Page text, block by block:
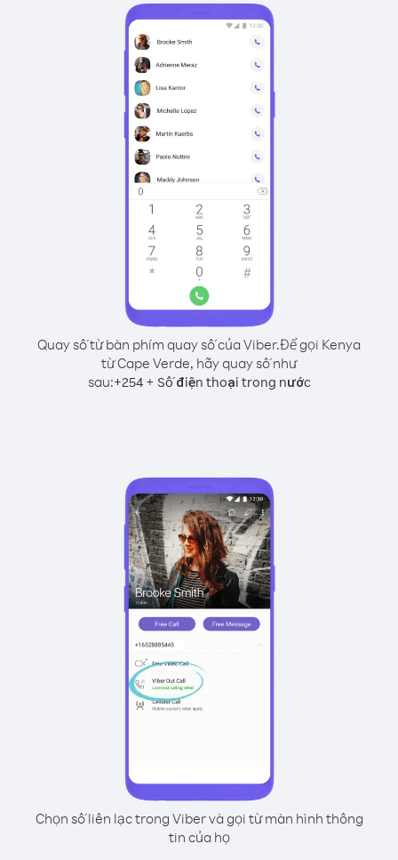
Quay số từ bàn phím quay số của Viber.Để gọi Kenya
từ Cape Verde, hãy quay số như
sau:+254+ Số điện thoại trong nước
Chọn số liên lạc trong Viber và gọi từ màn hình thông
tin của họ